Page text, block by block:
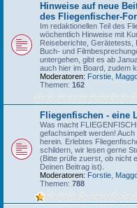
Hinweise auf neue
des Fliegenfischer-
Im redaktionellen Teil des
wöchentlich Hinweise mit
Reiseberichte, Gerätetests,
Buch- und
untergehen, gibt es ab
auch hier im Board, zudem
Moderatoren: Forstie
Themen: 162
Fliegenfischen - eine
Was macht
gefachsimpelt werden!
herein. Erlebtes
schildern, wir lesen gerne
(Bitte prüfe zuerst, ob nicht
Deinen Beitrag ist).
Moderatoren: Forstie
Themen: 788